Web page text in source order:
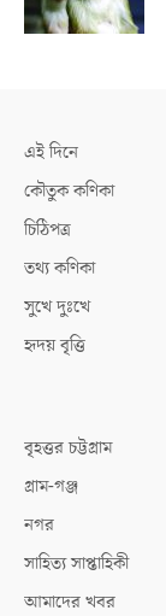
এই দিনে
কৌতুক কণিকা
চিঠিপত্র
তথ্য কণিকা
সুখে দুঃখে
হৃদয় বৃত্তি
বৃহত্তর চট্টগ্রাম
গ্রাম-গঞ্জ
নগর
সাহিত্য সাপ্তাহিকী
আমাদের খবর